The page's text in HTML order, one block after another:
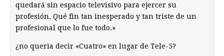
quedará sin espacio televisivo para ejercer su
profesión. Qué fin tan inesperado y tan triste de un
profesional que lo fue todo.»
¿no queria decir «Cuatro» en lugar de Tele-5?